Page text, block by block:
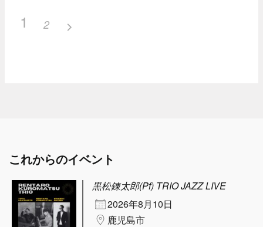
1 2
これからのイベント
黒松錬太郎(Pf) TRIO JAZZ LIVE
2026年8月10日
鹿児島市